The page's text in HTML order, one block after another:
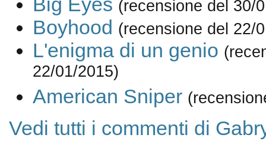
(recensione del 30/
Boyhood (recensione del 22/
L'enigma di un genio
22/01/2015)
American Sniper
Vedi tutti i commenti di